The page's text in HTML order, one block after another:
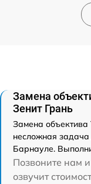
Замена
Зенит Грань
Замена объектива
несложная
Барнауле.
Позвоните нам
озвучит